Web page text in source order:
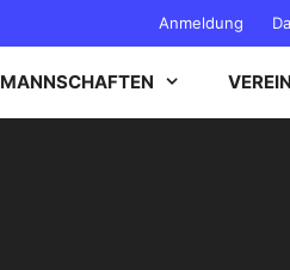
Anmeldung
MANNSCHAFTEN VEREIN